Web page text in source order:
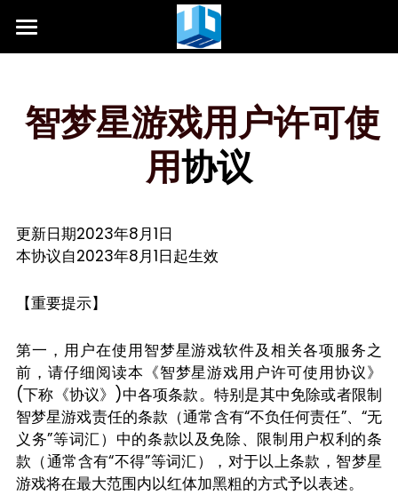
HOME
Privacy
用户协议
用协议
更新日期2023年8月1日
本协议自2023年8月1日起生效
【重要提示】
第一，用户在使用智梦星游戏软件及相关各项服务之
前，请仔细阅读本《智梦星游戏用户许可使用协议》
(下称《协议》)中各项条款。特别是其中免除或者限制
智梦星游戏责任的条款（通常含有“不负任何责任”、“无
义务”等词汇）中的条款以及免除、限制用户权利的条
款（通常含有“不得”等词汇），对于以上条款，智梦星
游戏将在最大范围内以红体加黑粗的方式予以表述。